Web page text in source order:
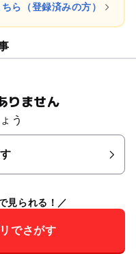
ら（登録済みの方）
りません
う
見られる！
でさがす